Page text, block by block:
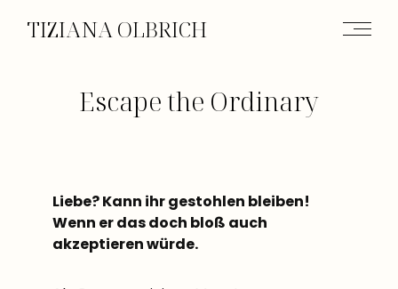
TIZIANA OLBRICH
Escape the Ordinary
Liebe? Kann ihr gestohlen bleiben!
Wenn er das doch bloß auch
akzeptieren würde.